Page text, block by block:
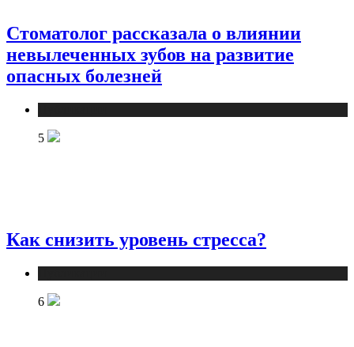
Стоматолог рассказала о влиянии
невылеченных зубов на развитие
опасных болезней
5
Как снизить уровень стресса?
6